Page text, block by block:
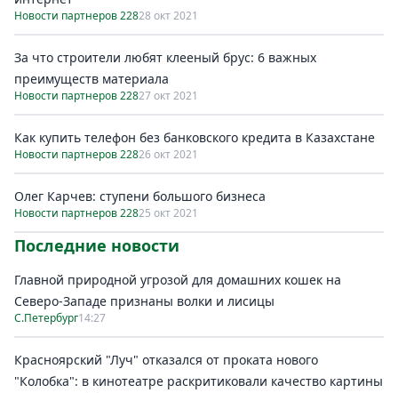
Новости партнеров 22828 окт 2021
За что строители любят клееный брус: 6 важных
преимуществ материала
Новости партнеров 22827 окт 2021
Как купить телефон без банковского кредита в Казахстане
Новости партнеров 22826 окт 2021
Олег Карчев: ступени большого бизнеса
Новости партнеров 22825 окт 2021
Последние новости
Главной природной угрозой для домашних кошек на
Северо-Западе признаны волки и лисицы
С.Петербург14:27
Красноярский "Луч" отказался от проката нового
"Колобка": в кинотеатре раскритиковали качество картины